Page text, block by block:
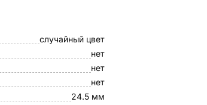
случайный цвет
нет
нет
нет
24.5 мм